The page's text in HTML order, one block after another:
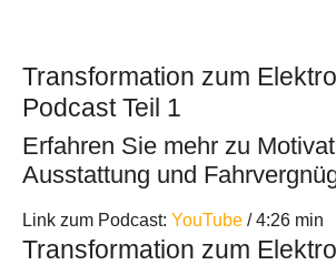
Transformation zum
Podcast Teil 1
Erfahren Sie mehr zu
Ausstattung und
Link zum Podcast: YouTube / 4:26 min
Transformation zum